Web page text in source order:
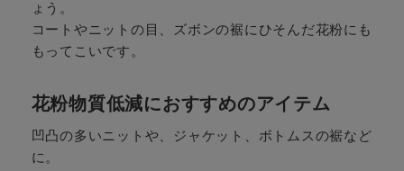
ょう。
コートやニットの目、ズボンの裾にひそんだ花粉にも
もってこいです。
花粉物質低減におすすめのアイテム
凹凸の多いニットや、ジャケット、ボトムスの裾など
に。